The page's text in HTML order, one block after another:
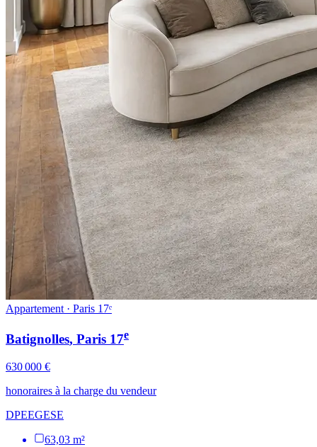
Appartement · Paris 17ᵉ
Batignolles, Paris 17e
630 000 €
honoraires à la charge du vendeur
DPEEGESE
63,03 m²